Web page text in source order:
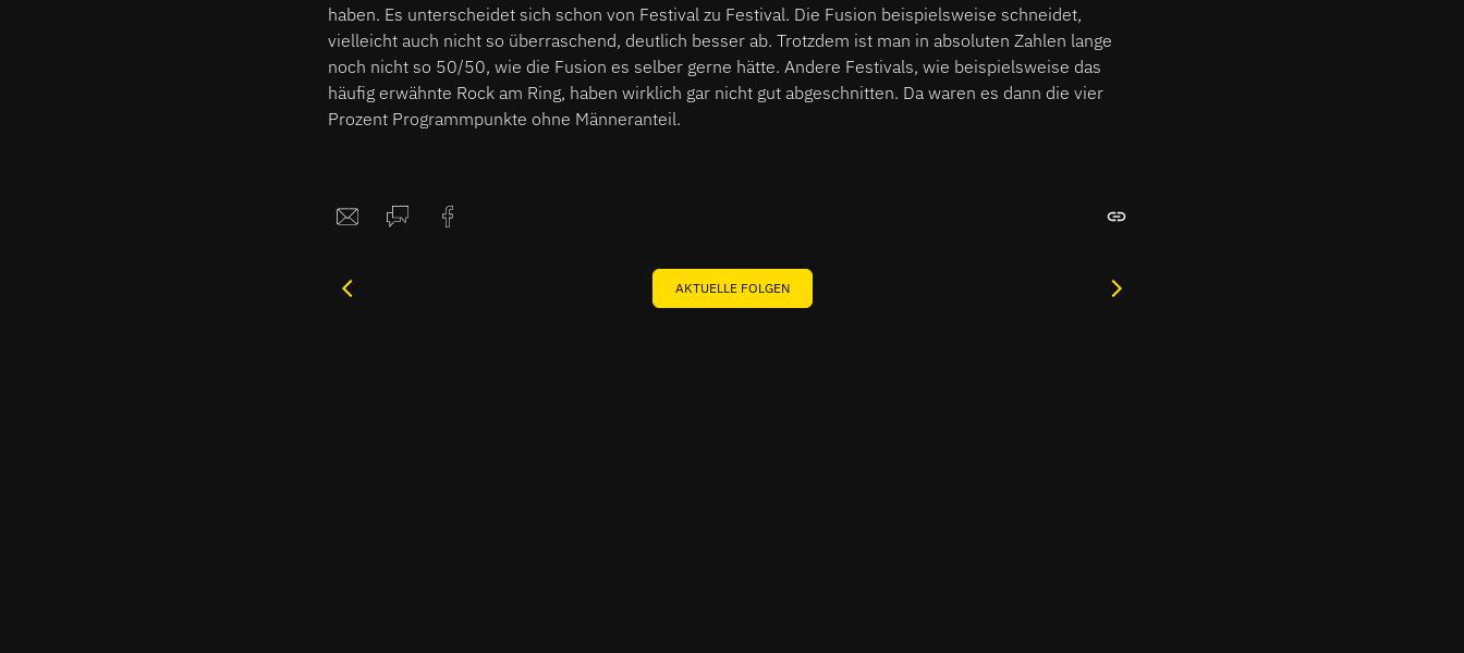
haben. Es unterscheidet sich schon von Festival zu Festival. Die Fusion beispielsweise schneidet,
vielleicht auch nicht so überraschend, deutlich besser ab. Trotzdem ist man in absoluten Zahlen lange
noch nicht so 50/50, wie die Fusion es selber gerne hätte. Andere Festivals, wie beispielsweise das
häufig erwähnte Rock am Ring, haben wirklich gar nicht gut abgeschnitten. Da waren es dann die vier
Prozent Programmpunkte ohne Männeranteil.
AKTUELLE FOLGEN